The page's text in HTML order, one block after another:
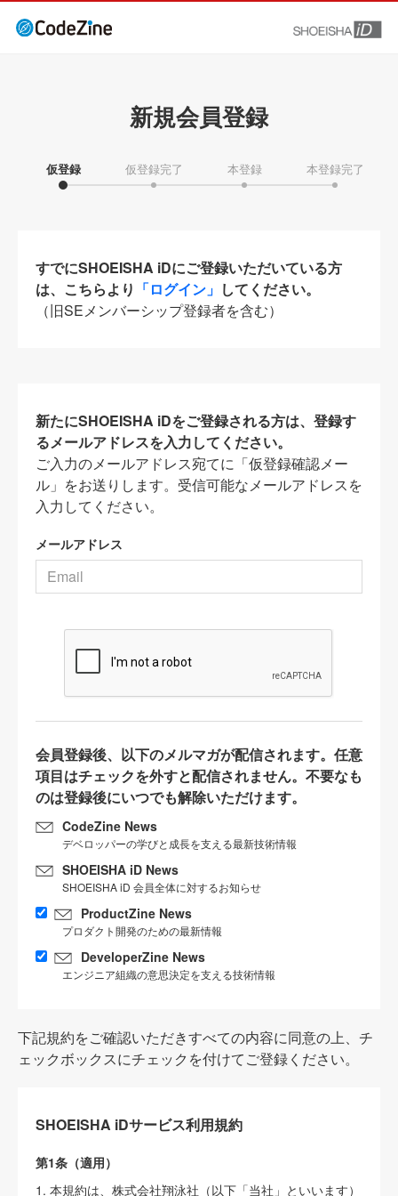
新規会員登録
仮登録 仮登録完了 本登録 本登録完了
すでにSHOEISHA iDにご登録いただいている方
は、こちらより 「ログイン」 してください。
（旧SEメンバーシップ登録者を含む）
新たにSHOEISHA iDをご登録される方は、登録す
るメールアドレスを入力してください。
ご入力のメールアドレス宛てに「仮登録確認メー
ル」をお送りします。受信可能なメールアドレスを
入力してください。
メールアドレス
会員登録後、以下のメルマガが配信されます。任意
項目はチェックを外すと配信されません。不要なも
のは登録後にいつでも解除いただけます。
CodeZine News
デベロッパーの学びと成長を支える最新技術情報
SHOEISHA iD News
SHOEISHA iD 会員全体に対するお知らせ
ProductZine News
プロダクト開発のための最新情報
DeveloperZine News
エンジニア組織の意思決定を支える技術情報
下記規約をご確認いただきすべての内容に同意の上、チ
ェックボックスにチェックを付けてご登録ください。
SHOEISHA iDサービス利用規約
第1条（適用）
1. 本規約は、株式会社翔泳社（以下「当社」といいます）